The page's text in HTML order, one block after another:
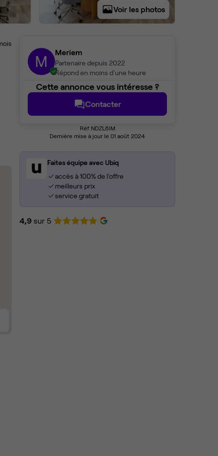
Voir les photos
M Meriem
Partenaire depuis 2022
Répond en moins d'une heure
Cette annonce vous intéresse ?
Contacter
Réf NDZL6IM
Dernière mise à jour le 01 août 2024
Faites équipe avec Ubiq
accès à 100% de l'offre
meilleurs prix
service gratuit
4,9 sur 5